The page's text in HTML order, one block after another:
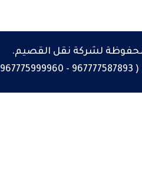
(
967777587893
-
967775999960